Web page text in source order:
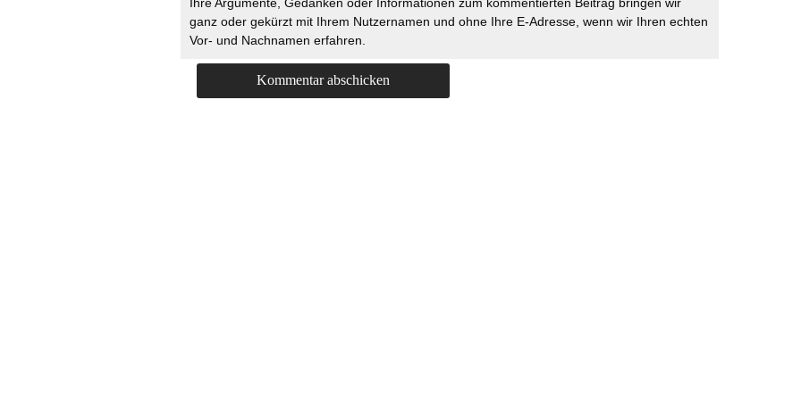
ganz oder gekürzt mit Ihrem Nutzernamen und ohne Ihre E-Adresse, wenn wir Ihren echten
Vor- und Nachnamen erfahren.